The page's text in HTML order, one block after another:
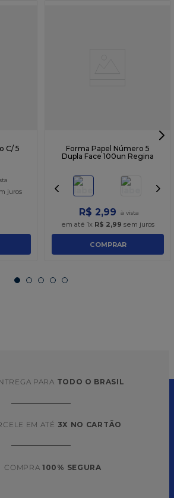
C/ 5
juros
Forma Papel Número 5
Dupla Face 100un Regina
R$ 2,99
em até 1x R$ 2,99 sem juros
COMPRAR
PARA TODO O BRASIL
EM ATÉ 3X NO CARTÃO
COMPRA 100% SEGURA